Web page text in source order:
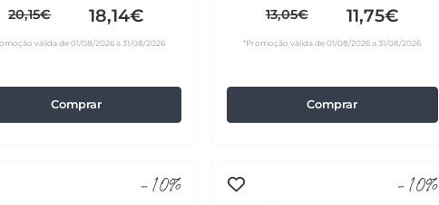
20,15€ 18,14€
válida de 01/08/2026 a 31/08/2026
Comprar
13,05€ 11,75€
*Promoção válida de 01/08/2026 a 31/08/2026
Comprar
-10% -10%